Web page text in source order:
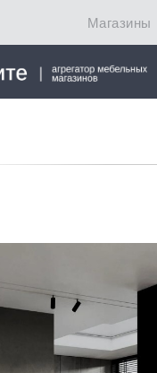
Магазины